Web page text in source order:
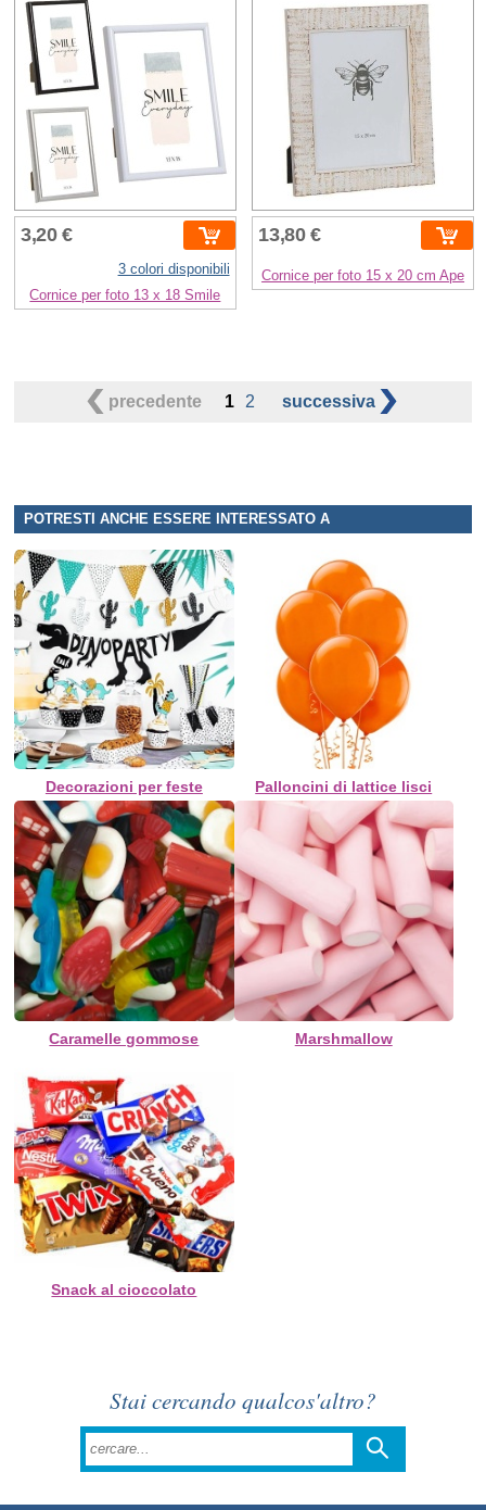
3,20 €
3 colori disponibili
Cornice per foto 13 x 18 Smile
13,80 €
Cornice per foto 15 x 20 cm Ape
precedente 1 2 successiva
POTRESTI ANCHE ESSERE INTERESSATO A
Decorazioni per feste Palloncini di lattice lisci
Caramelle gommose Marshmallow
Snack al cioccolato
Stai cercando qualcos'altro?